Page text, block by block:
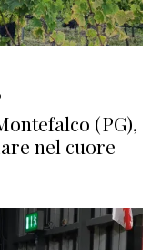
(PG),
nel cuore